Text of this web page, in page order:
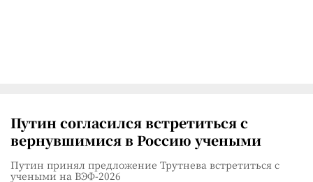
Путин согласился встретиться с
вернувшимися в Россию учеными
Путин принял предложение Трутнева встретиться с
учеными на ВЭФ-2026